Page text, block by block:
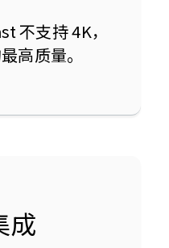
不支持 4K，
高质量。
成